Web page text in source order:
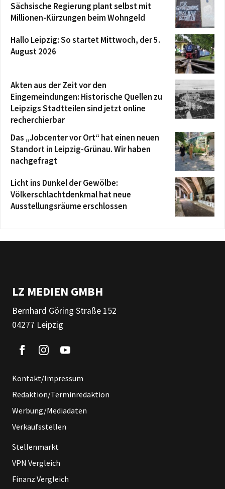
Sächsische Regierung plant selbst mit
Millionen-Kürzungen beim Wohngeld
Hallo Leipzig: So startet Mittwoch, der 5.
August 2026
Akten aus der Zeit vor den
Eingemeindungen: Historische Quellen zu
Leipzigs Stadtteilen sind jetzt online
recherchierbar
Das „Jobcenter vor Ort“ hat einen neuen
Standort in Leipzig-Grünau. Wir haben
nachgefragt
Licht ins Dunkel der Gewölbe:
Völkerschlachtdenkmal hat neue
Ausstellungsräume erschlossen
LZ MEDIEN GMBH
Bernhard Göring Straße 152
04277 Leipzig
Kontakt/Impressum
Redaktion/Terminredaktion
Werbung/Mediadaten
Verkaufsstellen
Stellenmarkt
VPN Vergleich
Finanz Vergleich